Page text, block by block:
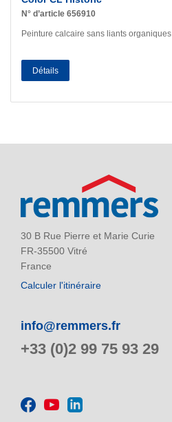
N° d’article 656910
Peinture calcaire sans liants organiques
Détails
30 B Rue Pierre et Marie Curie
FR-35500 Vitré
France
Calculer l'itinéraire
info@remmers.fr
+33 (0)2 99 75 93 29